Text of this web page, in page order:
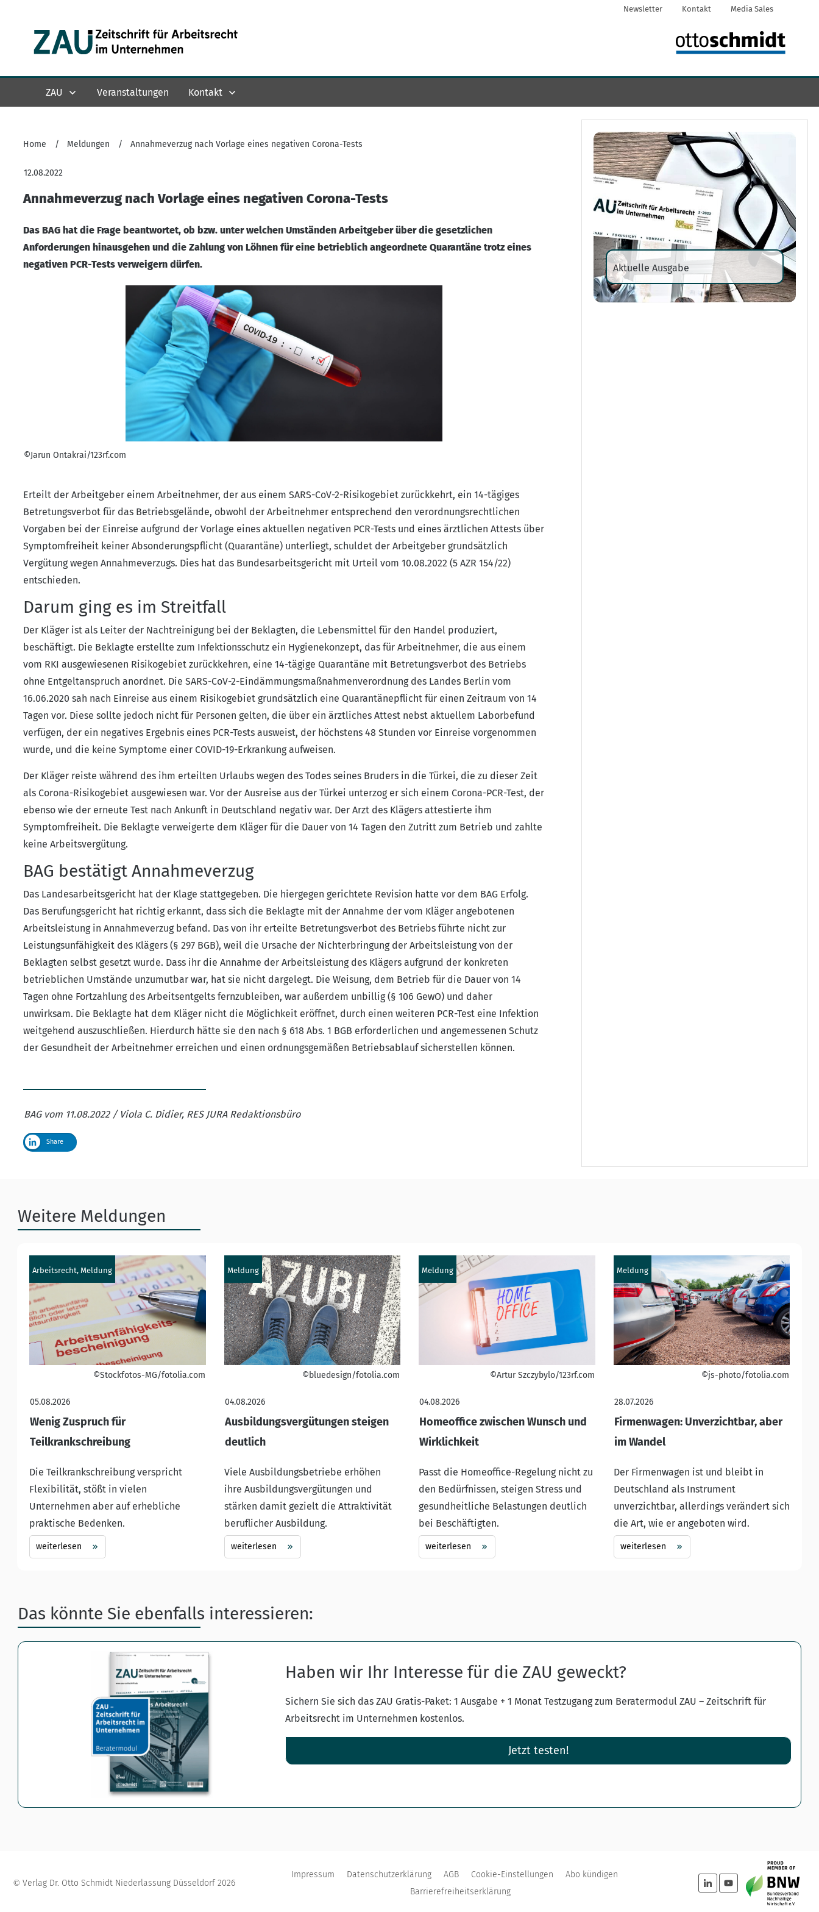
Newsletter Kontakt Media Sales
ZAU Veranstaltungen Kontakt
Home / Meldungen / Annahmeverzug nach Vorlage eines negativen Corona-Tests
12.08.2022
Annahmeverzug nach Vorlage eines negativen Corona-Tests
Das BAG hat die Frage beantwortet, ob bzw. unter welchen Umständen Arbeitgeber über die gesetzlichen
Anforderungen hinausgehen und die Zahlung von Löhnen für eine betrieblich angeordnete Quarantäne trotz eines
negativen PCR-Tests verweigern dürfen.
©Jarun Ontakrai/123rf.com
Erteilt der Arbeitgeber einem Arbeitnehmer, der aus einem SARS-CoV-2-Risikogebiet zurückkehrt, ein 14-tägiges
Betretungsverbot für das Betriebsgelände, obwohl der Arbeitnehmer entsprechend den verordnungsrechtlichen
Vorgaben bei der Einreise aufgrund der Vorlage eines aktuellen negativen PCR-Tests und eines ärztlichen Attests über
Symptomfreiheit keiner Absonderungspflicht (Quarantäne) unterliegt, schuldet der Arbeitgeber grundsätzlich
Vergütung wegen Annahmeverzugs. Dies hat das Bundesarbeitsgericht mit Urteil vom 10.08.2022 (5 AZR 154/22)
entschieden.
Darum ging es im Streitfall
Der Kläger ist als Leiter der Nachtreinigung bei der Beklagten, die Lebensmittel für den Handel produziert,
beschäftigt. Die Beklagte erstellte zum Infektionsschutz ein Hygienekonzept, das für Arbeitnehmer, die aus einem
vom RKI ausgewiesenen Risikogebiet zurückkehren, eine 14-tägige Quarantäne mit Betretungsverbot des Betriebs
ohne Entgeltanspruch anordnet. Die SARS-CoV-2-Eindämmungsmaßnahmenverordnung des Landes Berlin vom
16.06.2020 sah nach Einreise aus einem Risikogebiet grundsätzlich eine Quarantänepflicht für einen Zeitraum von 14
Tagen vor. Diese sollte jedoch nicht für Personen gelten, die über ein ärztliches Attest nebst aktuellem Laborbefund
verfügen, der ein negatives Ergebnis eines PCR-Tests ausweist, der höchstens 48 Stunden vor Einreise vorgenommen
wurde, und die keine Symptome einer COVID-19-Erkrankung aufweisen.
Der Kläger reiste während des ihm erteilten Urlaubs wegen des Todes seines Bruders in die Türkei, die zu dieser Zeit
als Corona-Risikogebiet ausgewiesen war. Vor der Ausreise aus der Türkei unterzog er sich einem Corona-PCR-Test, der
ebenso wie der erneute Test nach Ankunft in Deutschland negativ war. Der Arzt des Klägers attestierte ihm
Symptomfreiheit. Die Beklagte verweigerte dem Kläger für die Dauer von 14 Tagen den Zutritt zum Betrieb und zahlte
keine Arbeitsvergütung.
BAG bestätigt Annahmeverzug
Das Landesarbeitsgericht hat der Klage stattgegeben. Die hiergegen gerichtete Revision hatte vor dem BAG Erfolg.
Das Berufungsgericht hat richtig erkannt, dass sich die Beklagte mit der Annahme der vom Kläger angebotenen
Arbeitsleistung in Annahmeverzug befand. Das von ihr erteilte Betretungsverbot des Betriebs führte nicht zur
Leistungsunfähigkeit des Klägers (§ 297 BGB), weil die Ursache der Nichterbringung der Arbeitsleistung von der
Beklagten selbst gesetzt wurde. Dass ihr die Annahme der Arbeitsleistung des Klägers aufgrund der konkreten
betrieblichen Umstände unzumutbar war, hat sie nicht dargelegt. Die Weisung, dem Betrieb für die Dauer von 14
Tagen ohne Fortzahlung des Arbeitsentgelts fernzubleiben, war außerdem unbillig (§ 106 GewO) und daher
unwirksam. Die Beklagte hat dem Kläger nicht die Möglichkeit eröffnet, durch einen weiteren PCR-Test eine Infektion
weitgehend auszuschließen. Hierdurch hätte sie den nach § 618 Abs. 1 BGB erforderlichen und angemessenen Schutz
der Gesundheit der Arbeitnehmer erreichen und einen ordnungsgemäßen Betriebsablauf sicherstellen können.
BAG vom 11.08.2022 / Viola C. Didier, RES JURA Redaktionsbüro
Share
Aktuelle Ausgabe
Weitere Meldungen
Arbeitsrecht, Meldung
©Stockfotos-MG/fotolia.com
05.08.2026
Wenig Zuspruch für
Teilkrankschreibung
Die Teilkrankschreibung verspricht
Flexibilität, stößt in vielen
Unternehmen aber auf erhebliche
praktische Bedenken.
weiterlesen
Meldung
©bluedesign/fotolia.com
04.08.2026
Ausbildungsvergütungen steigen
deutlich
Viele Ausbildungsbetriebe erhöhen
ihre Ausbildungsvergütungen und
stärken damit gezielt die Attraktivität
beruflicher Ausbildung.
weiterlesen
Meldung
©Artur Szczybylo/123rf.com
04.08.2026
Homeoffice zwischen Wunsch und
Wirklichkeit
Passt die Homeoffice-Regelung nicht zu
den Bedürfnissen, steigen Stress und
gesundheitliche Belastungen deutlich
bei Beschäftigten.
weiterlesen
Meldung
©js-photo/fotolia.com
28.07.2026
Firmenwagen: Unverzichtbar, aber
im Wandel
Der Firmenwagen ist und bleibt in
Deutschland als Instrument
unverzichtbar, allerdings verändert sich
die Art, wie er angeboten wird.
weiterlesen
Das könnte Sie ebenfalls interessieren:
Haben wir Ihr Interesse für die ZAU geweckt?
Sichern Sie sich das ZAU Gratis-Paket: 1 Ausgabe + 1 Monat Testzugang zum Beratermodul ZAU – Zeitschrift für
Arbeitsrecht im Unternehmen kostenlos.
Jetzt testen!
© Verlag Dr. Otto Schmidt Niederlassung Düsseldorf 2026
Impressum Datenschutzerklärung AGB Cookie-Einstellungen
Abo kündigen
Barrierefreiheitserklärung